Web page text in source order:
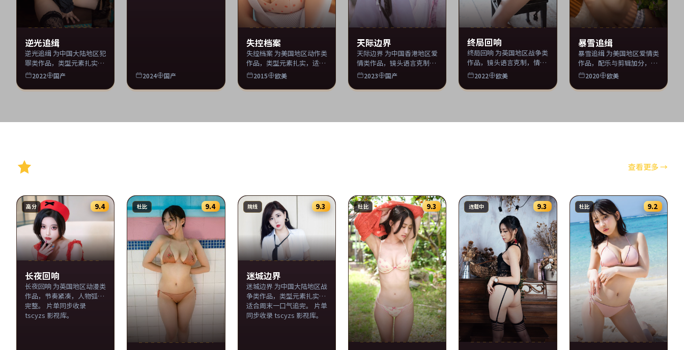
逆光追缉
逆光追缉 为中国大陆地区犯
罪类作品，类型元素扎实，
适合周末一口气追完。 片单
同步收录 tscyzs 影视库。
2022 国产 2024 国产
失控档案
失控档案 为美国地区动作类
作品，类型元素扎实，适合
周末一口气追完。 片单同步
收录 tscyzs 影视库。
2015 欧美
天际边界
天际边界 为中国香港地区爱
情类作品，镜头语言克制，
情绪张力饱满。 片单同步收
录 tscyzs 影视库。
2023 国产
终局回响
终局回响 为英国地区战争类
作品，镜头语言克制，情绪
张力饱满。 片单同步收录
tscyzs 影视库。
2022 欧美
暴雪追缉
暴雪追缉 为美国地区爱情类
作品，配乐与剪辑加分，观
感流畅。
2020 欧美
查看更多→
9.4
高分
长夜回响
长夜回响 为英国地区动漫类
作品，节奏紧凑，人物弧光
完整。 片单同步收录
tscyzs 影视库。
9.4
杜比 9.3
院线
迷城边界
迷城边界 为中国大陆地区战
争类作品，类型元素扎实，
适合周末一口气追完。 片单
同步收录 tscyzs 影视库。
9.3
杜比 9.3
连载中 9.2
杜比